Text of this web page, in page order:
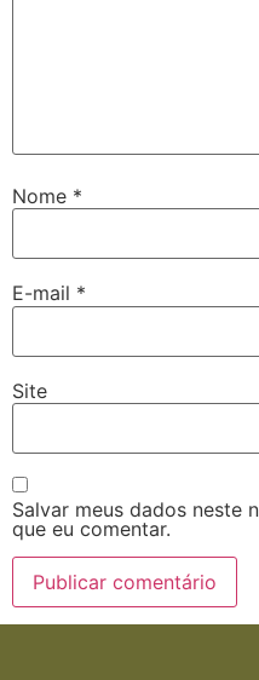
Nome *
E-mail *
Site
Salvar meus dados neste
que eu comentar.